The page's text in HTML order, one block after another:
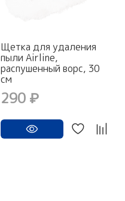
Щетка для удаления
пыли Airline,
распушенный ворс, 30
см
290 ₽